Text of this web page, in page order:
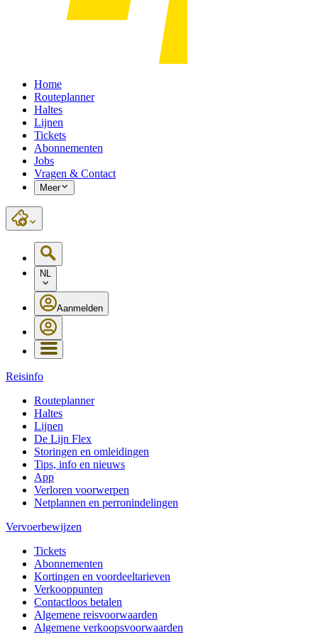
Home
Routeplanner
Haltes
Lijnen
Tickets
Abonnementen
Jobs
Vragen & Contact
Meer
NL
Aanmelden
Reisinfo
Routeplanner
Haltes
Lijnen
De Lijn Flex
Storingen en omleidingen
Tips, info en nieuws
App
Verloren voorwerpen
Netplannen en perronindelingen
Vervoerbewijzen
Tickets
Abonnementen
Kortingen en voordeeltarieven
Verkooppunten
Contactloos betalen
Algemene reisvoorwaarden
Algemene verkoopsvoorwaarden